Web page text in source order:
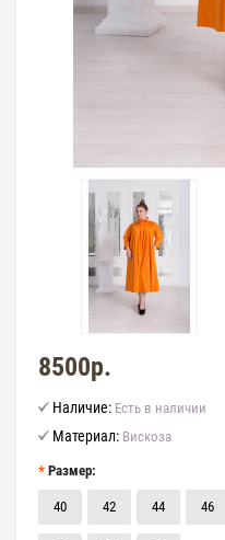
8500р.
Наличие: Есть в наличии
Материал: Вискоза
Размер:
40 42 44 46